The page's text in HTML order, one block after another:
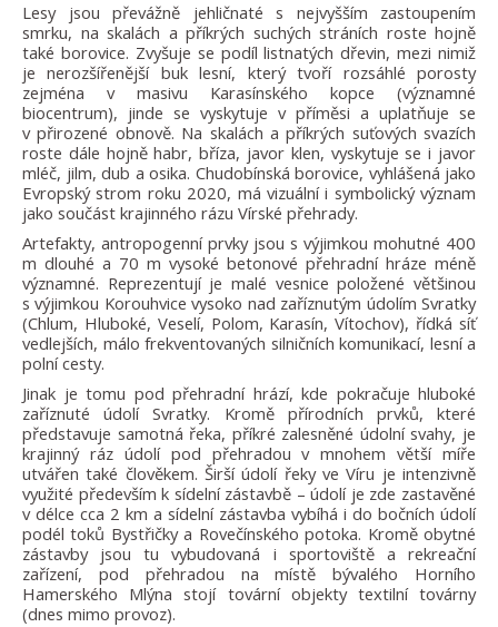
Lesy jsou převážně jehličnaté s nejvyšším zastoupením
smrku, na skalách a příkrých suchých stráních roste hojně
také borovice. Zvyšuje se podíl listnatých dřevin, mezi nimiž
je nerozšířenější buk lesní, který tvoří rozsáhlé porosty
zejména v masivu Karasínského kopce (významné
biocentrum), jinde se vyskytuje v příměsi a uplatňuje se
v přirozené obnově. Na skalách a příkrých suťových svazích
roste dále hojně habr, bříza, javor klen, vyskytuje se i javor
mléč, jilm, dub a osika. Chudobínská borovice, vyhlášená jako
Evropský strom roku 2020, má vizuální i symbolický význam
jako součást krajinného rázu Vírské přehrady.
Artefakty, antropogenní prvky jsou s výjimkou mohutné 400
m dlouhé a 70 m vysoké betonové přehradní hráze méně
významné. Reprezentují je malé vesnice položené většinou
s výjimkou Korouhvice vysoko nad zaříznutým údolím Svratky
(Chlum, Hluboké, Veselí, Polom, Karasín, Vítochov), řídká síť
vedlejších, málo frekventovaných silničních komunikací, lesní a
polní cesty.
Jinak je tomu pod přehradní hrází, kde pokračuje hluboké
zaříznuté údolí Svratky. Kromě přírodních prvků, které
představuje samotná řeka, příkré zalesněné údolní svahy, je
krajinný ráz údolí pod přehradou v mnohem větší míře
utvářen také člověkem. Širší údolí řeky ve Víru je intenzivně
využité především k sídelní zástavbě – údolí je zde zastavěné
v délce cca 2 km a sídelní zástavba vybíhá i do bočních údolí
podél toků Bystřičky a Rovečínského potoka. Kromě obytné
zástavby jsou tu vybudovaná i sportoviště a rekreační
zařízení, pod přehradou na místě bývalého Horního
Hamerského Mlýna stojí tovární objekty textilní továrny
(dnes mimo provoz).